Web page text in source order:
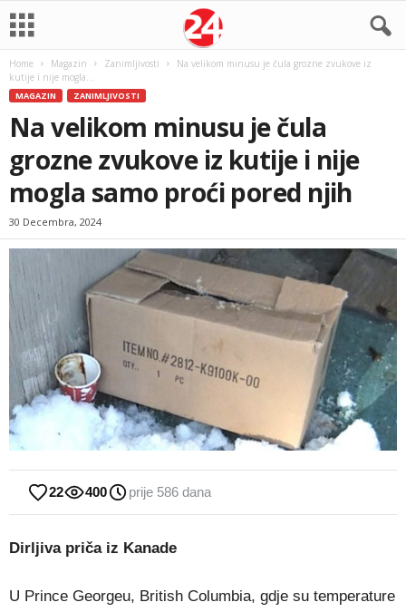
Home Magazin Zanimljivosti
Na velikom minusu je čula grozne zvukove iz
kutije i nije mogla...
MAGAZIN ZANIMLJIVOSTI
Na velikom minusu je čula
grozne zvukove iz kutije i nije
mogla samo proći pored njih
30 Decembra, 2024
22 400 prije 586 dana
Dirljiva priča iz Kanade
U Prince Georgeu, British Columbia, gdje su temperature